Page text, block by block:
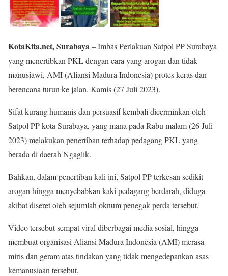
KotaKita.net, Surabaya– Imbas Perlakuan Satpol PP Surabaya
yang menertibkan PKL dengan cara yang arogan dan tidak
manusiawi, AMI (Aliansi Madura Indonesia) protes keras dan
berencana turun ke jalan. Kamis (27 Juli 2023).
Sifat kurang humanis dan persuasif kembali dicerminkan oleh
Satpol PP kota Surabaya, yang mana pada Rabu malam (26 Juli
2023) melakukan penertiban terhadap pedagang PKL yang
berada di daerah Ngaglik.
Bahkan, dalam penertiban kali ini, Satpol PP terkesan sedikit
arogan hingga menyebabkan kaki pedagang berdarah, diduga
akibat diseret oleh sejumlah oknum penegak perda tersebut.
Video tersebut sempat viral diberbagai media sosial, hingga
membuat organisasi Aliansi Madura Indonesia (AMI) merasa
miris dan geram atas tindakan yang tidak mengedepankan asas
kemanusiaan tersebut.